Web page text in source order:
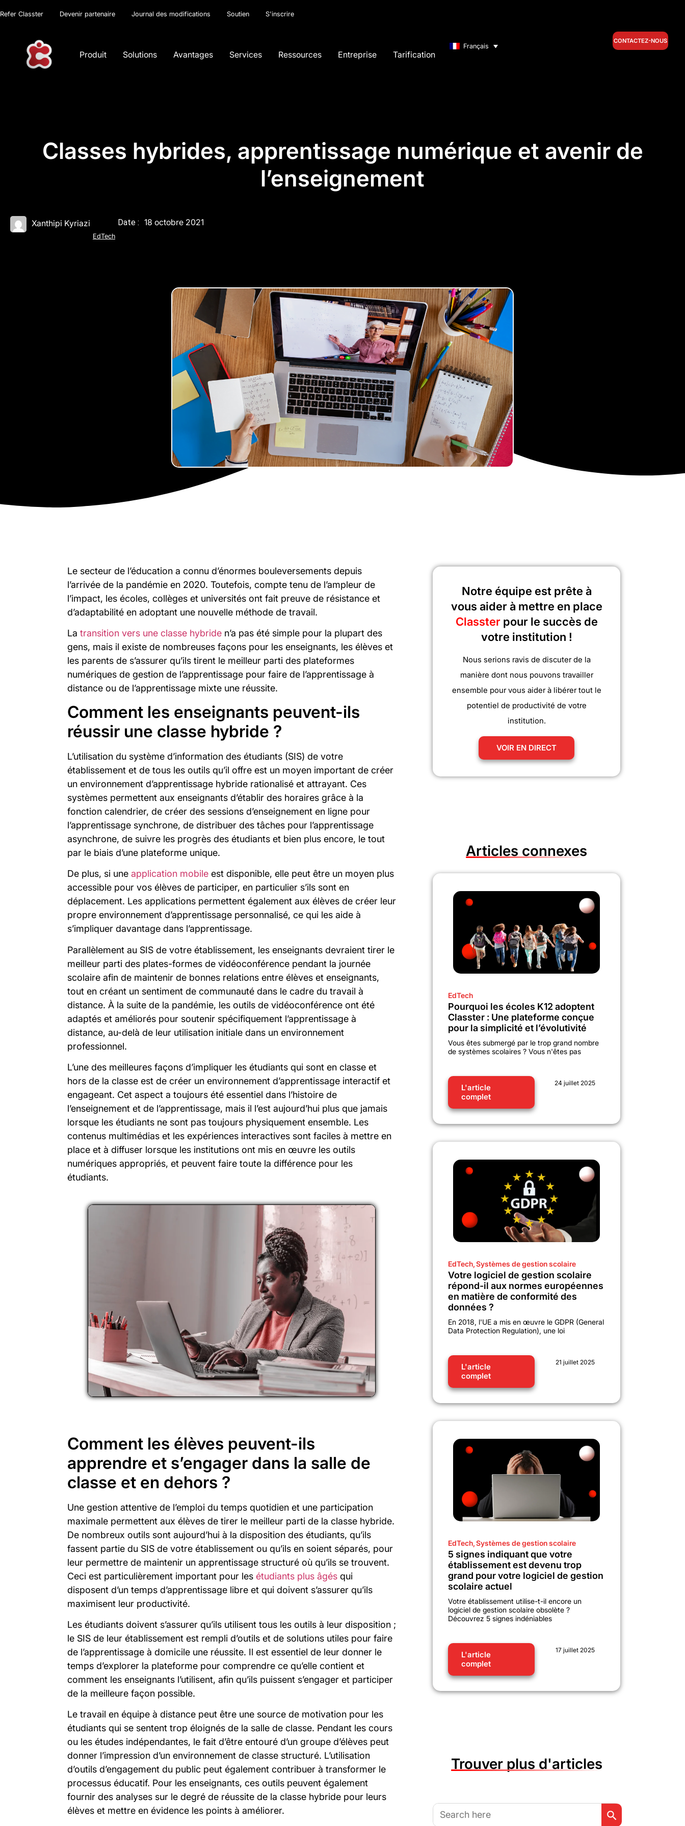
Refer Classter Devenir partenaire Journal des modifications Soutien S'inscrire
Produit Solutions Avantages Services Ressources Entreprise Tarification
Français
CONTACTEZ-NOUS
Classes hybrides, apprentissage numérique et avenir de
l’enseignement
Xanthipi Kyriazi
EdTech
Date : 18 octobre 2021
Le secteur de l’éducation a connu d’énormes bouleversements depuis
l’arrivée de la pandémie en 2020. Toutefois, compte tenu de l’ampleur de
l’impact, les écoles, collèges et universités ont fait preuve de résistance et
d’adaptabilité en adoptant une nouvelle méthode de travail.
La transition vers une classe hybride n’a pas été simple pour la plupart des
gens, mais il existe de nombreuses façons pour les enseignants, les élèves et
les parents de s’assurer qu’ils tirent le meilleur parti des plateformes
numériques de gestion de l’apprentissage pour faire de l’apprentissage à
distance ou de l’apprentissage mixte une réussite.
Comment les enseignants peuvent-ils
réussir une classe hybride ?
L’utilisation du système d’information des étudiants (SIS) de votre
établissement et de tous les outils qu’il offre est un moyen important de créer
un environnement d’apprentissage hybride rationalisé et attrayant. Ces
systèmes permettent aux enseignants d’établir des horaires grâce à la
fonction calendrier, de créer des sessions d’enseignement en ligne pour
l’apprentissage synchrone, de distribuer des tâches pour l’apprentissage
asynchrone, de suivre les progrès des étudiants et bien plus encore, le tout
par le biais d’une plateforme unique.
De plus, si une application mobile est disponible, elle peut être un moyen plus
accessible pour vos élèves de participer, en particulier s’ils sont en
déplacement. Les applications permettent également aux élèves de créer leur
propre environnement d’apprentissage personnalisé, ce qui les aide à
s’impliquer davantage dans l’apprentissage.
Parallèlement au SIS de votre établissement, les enseignants devraient tirer le
meilleur parti des plates-formes de vidéoconférence pendant la journée
scolaire afin de maintenir de bonnes relations entre élèves et enseignants,
tout en créant un sentiment de communauté dans le cadre du travail à
distance. À la suite de la pandémie, les outils de vidéoconférence ont été
adaptés et améliorés pour soutenir spécifiquement l’apprentissage à
distance, au-delà de leur utilisation initiale dans un environnement
professionnel.
L’une des meilleures façons d’impliquer les étudiants qui sont en classe et
hors de la classe est de créer un environnement d’apprentissage interactif et
engageant. Cet aspect a toujours été essentiel dans l’histoire de
l’enseignement et de l’apprentissage, mais il l’est aujourd’hui plus que jamais
lorsque les étudiants ne sont pas toujours physiquement ensemble. Les
contenus multimédias et les expériences interactives sont faciles à mettre en
place et à diffuser lorsque les institutions ont mis en œuvre les outils
numériques appropriés, et peuvent faire toute la différence pour les
étudiants.
Comment les élèves peuvent-ils
apprendre et s’engager dans la salle de
classe et en dehors ?
Une gestion attentive de l’emploi du temps quotidien et une participation
maximale permettent aux élèves de tirer le meilleur parti de la classe hybride.
De nombreux outils sont aujourd’hui à la disposition des étudiants, qu’ils
fassent partie du SIS de votre établissement ou qu’ils en soient séparés, pour
leur permettre de maintenir un apprentissage structuré où qu’ils se trouvent.
Ceci est particulièrement important pour les étudiants plus âgés qui
disposent d’un temps d’apprentissage libre et qui doivent s’assurer qu’ils
maximisent leur productivité.
Les étudiants doivent s’assurer qu’ils utilisent tous les outils à leur disposition ;
le SIS de leur établissement est rempli d’outils et de solutions utiles pour faire
de l’apprentissage à domicile une réussite. Il est essentiel de leur donner le
temps d’explorer la plateforme pour comprendre ce qu’elle contient et
comment les enseignants l’utilisent, afin qu’ils puissent s’engager et participer
de la meilleure façon possible.
Le travail en équipe à distance peut être une source de motivation pour les
étudiants qui se sentent trop éloignés de la salle de classe. Pendant les cours
ou les études indépendantes, le fait d’être entouré d’un groupe d’élèves peut
donner l’impression d’un environnement de classe structuré. L’utilisation
d’outils d’engagement du public peut également contribuer à transformer le
processus éducatif. Pour les enseignants, ces outils peuvent également
fournir des analyses sur le degré de réussite de la classe hybride pour leurs
élèves et mettre en évidence les points à améliorer.
Notre équipe est prête à
vous aider à mettre en place
Classter pour le succès de
votre institution !
Nous serions ravis de discuter de la
manière dont nous pouvons travailler
ensemble pour vous aider à libérer tout le
potentiel de productivité de votre
institution.
VOIR EN DIRECT
Articles connexes
EdTech
Pourquoi les écoles K12 adoptent
Classter : Une plateforme conçue
pour la simplicité et l’évolutivité
Vous êtes submergé par le trop grand nombre
de systèmes scolaires ? Vous n'êtes pas
L'article
complet
24 juillet 2025
EdTech,Systèmes de gestion scolaire
Votre logiciel de gestion scolaire
répond-il aux normes européennes
en matière de conformité des
données ?
En 2018, l'UE a mis en œuvre le GDPR (General
Data Protection Regulation), une loi
L'article
complet
21 juillet 2025
EdTech,Systèmes de gestion scolaire
5 signes indiquant que votre
établissement est devenu trop
grand pour votre logiciel de gestion
scolaire actuel
Votre établissement utilise-t-il encore un
logiciel de gestion scolaire obsolète ?
Découvrez 5 signes indéniables
L'article
complet
17 juillet 2025
Trouver plus d'articles
Search
for:
Search Button